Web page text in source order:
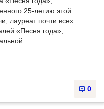
25-летию этой
лауреат почти всех
«Песня года»,
0